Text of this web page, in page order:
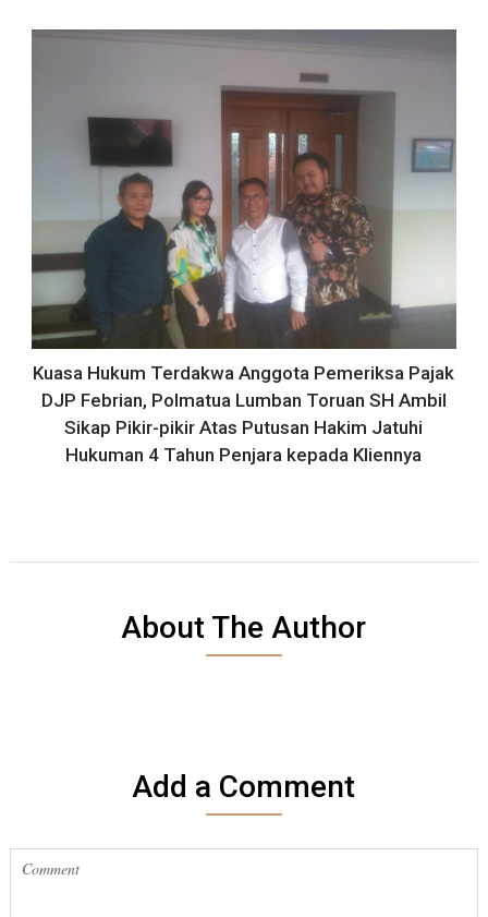
Kuasa Hukum Terdakwa Anggota Pemeriksa Pajak
DJP Febrian, Polmatua Lumban Toruan SH Ambil
Sikap Pikir-pikir Atas Putusan Hakim Jatuhi
Hukuman 4 Tahun Penjara kepada Kliennya
About The Author
Add a Comment